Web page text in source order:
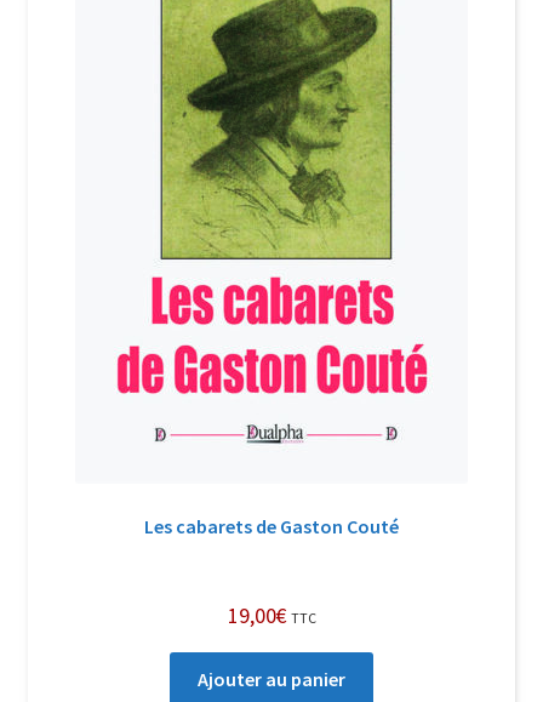
Login Customizer
Nous Contacter
Politique de confidentialité et cookies
Qui sommes-nous ?
Soutien à Philippe Randa
Suivi de la Commande
Les cabarets de Gaston Couté
19,00€ TTC
Ajouter au panier